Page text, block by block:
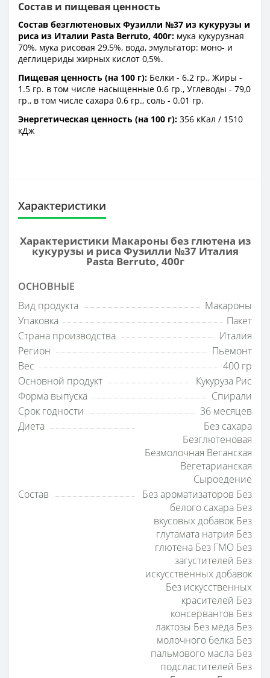
Состав и пищевая ценность
Состав безглютеновых Фузилли №37 из кукурузы и
риса из Италии Pasta Berruto, 400г: мука кукурузная
70%, мука рисовая 29,5%, вода, эмульгатор: моно- и
деглицериды жирных кислот 0,5%.
Пищевая ценность (на 100 г): Белки - 6.2 гр., Жиры -
1.5 гр. в том числе насыщенные 0.6 гр., Углеводы - 79,0
гр., в том числе сахара 0.6 гр., соль - 0.01 гр.
Энергетическая ценность (на 100 г): 356 кКал / 1510
кДж
Характеристики
Характеристики Макароны без глютена из
кукурузы и риса Фузилли №37 Италия
Pasta Berruto, 400г
ОСНОВНЫЕ
Вид продукта
Макароны
Упаковка
Пакет
Страна производства
Италия
Регион
Пьемонт
Вес
400 гр
Основной продукт
Кукуруза Рис
Форма выпуска
Спирали
Срок годности
36 месяцев
Диета
Без сахара
Безглютеновая
Безмолочная Веганская
Вегетарианская
Сыроедение
Состав
Без ароматизаторов Без
белого сахара Без
вкусовых добавок Без
глутамата натрия Без
глютена Без ГМО Без
загустителей Без
искусственных добавок
Без искусственных
красителей Без
консервантов Без
лактозы Без мёда Без
молочного белка Без
пальмового масла Без
подсластителей Без